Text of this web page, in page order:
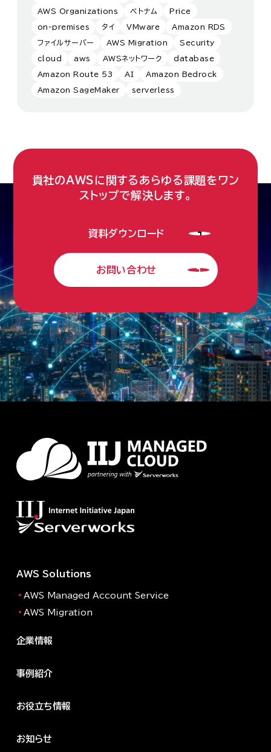
AWS Organizations ベトナム Price
on-premises タイ VMware Amazon RDS
ファイルサーバー AWS Migration Security
cloud aws AWSネットワーク database
Amazon Route 53 AI Amazon Bedrock
Amazon SageMaker serverless
貴社のAWSに関するあらゆる課題をワン
ストップで解決します。
資料ダウンロード
お問い合わせ
AWS Solutions
AWS Managed Account Service
AWS Migration
企業情報
事例紹介
お役立ち情報
お知らせ